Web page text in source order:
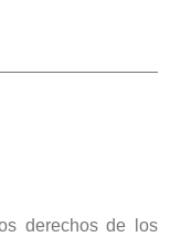
derechos de los